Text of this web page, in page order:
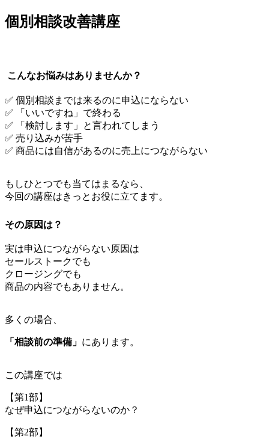
jpca.co
個別相談改善講座
こんなお悩みはありませんか？
✅ 個別相談までは来るのに申込にならない
✅ 「いいですね」で終わる
✅ 「検討します」と言われてしまう
✅ 売り込みが苦手
✅ 商品には自信があるのに売上につながらない
もしひとつでも当てはまるなら、
今回の講座はきっとお役に立てます。
その原因は？
実は申込につながらない原因は
セールストークでも
クロージングでも
商品の内容でもありません。
多くの場合、
「相談前の準備」 にあります。
この講座では
【第1部】
なぜ申込につながらないのか？
【第2部】